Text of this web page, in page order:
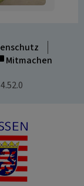
Mitmachen